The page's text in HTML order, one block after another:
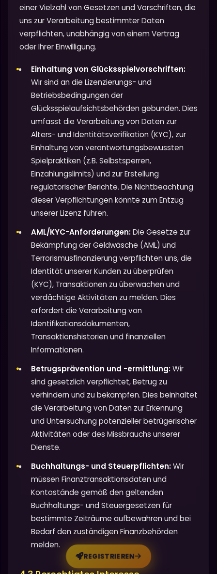
einer Vielzahl von Gesetzen und Vorschriften, die
uns zur Verarbeitung bestimmter Daten
verpflichten, unabhängig von einem Vertrag
oder Ihrer Einwilligung.
Einhaltung von Glücksspielvorschriften:
Wir sind an die Lizenzierungs- und
Betriebsbedingungen der
Glücksspielaufsichtsbehörden gebunden. Dies
umfasst die Verarbeitung von Daten zur
Alters- und Identitätsverifikation (KYC), zur
Einhaltung von verantwortungsbewussten
Spielpraktiken (z.B. Selbstsperren,
Einzahlungslimits) und zur Erstellung
regulatorischer Berichte. Die Nichtbeachtung
dieser Verpflichtungen könnte zum Entzug
unserer Lizenz führen.
AML/KYC-Anforderungen:Die Gesetze zur
Bekämpfung der Geldwäsche (AML) und
Terrorismusfinanzierung verpflichten uns, die
Identität unserer Kunden zu überprüfen
(KYC), Transaktionen zu überwachen und
verdächtige Aktivitäten zu melden. Dies
erfordert die Verarbeitung von
Identifikationsdokumenten,
Transaktionshistorien und finanziellen
Informationen.
Betrugsprävention und -ermittlung:Wir
sind gesetzlich verpflichtet, Betrug zu
verhindern und zu bekämpfen. Dies beinhaltet
die Verarbeitung von Daten zur Erkennung
und Untersuchung potenzieller betrügerischer
Aktivitäten oder des Missbrauchs unserer
Dienste.
Buchhaltungs- und Steuerpflichten:Wir
müssen Finanztransaktionsdaten und
Kontostände gemäß den geltenden
Buchhaltungs- und Steuergesetzen für
bestimmte Zeiträume aufbewahren und bei
Bedarf den zuständigen Finanzbehörden
melden.
REGISTRIEREN